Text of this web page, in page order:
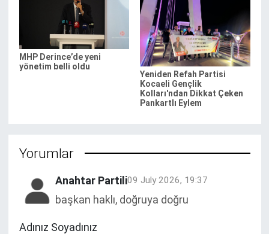
MHP Derince’de yeni
yönetim belli oldu
Yeniden Refah Partisi
Kocaeli Gençlik
Kolları'ndan Dikkat Çeken
Pankartlı Eylem
Yorumlar
Anahtar Partili09 July 2026, 19:37
başkan haklı, doğruya doğru
Adınız Soyadınız